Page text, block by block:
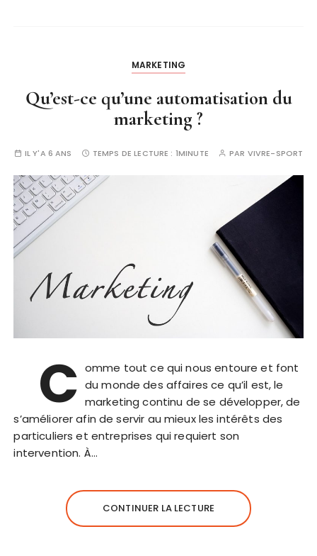
MARKETING
Qu’est-ce qu’une automatisation du
marketing ?
IL Y'A 6 ANS TEMPS DE LECTURE : 1MINUTE PAR VIVRE-SPORT
C omme tout ce qui nous entoure et font
du monde des affaires ce qu’il est, le
marketing continu de se développer, de
s’améliorer afin de servir au mieux les intérêts des
particuliers et entreprises qui requiert son
intervention. À…
CONTINUER LA LECTURE